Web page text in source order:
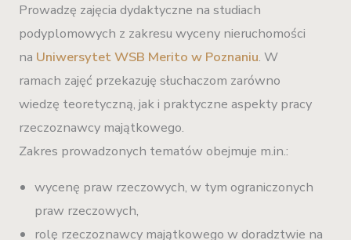
Prowadzę zajęcia dydaktyczne na studiach
podyplomowych z zakresu wyceny nieruchomości
na Uniwersytet WSB Merito w Poznaniu. W
ramach zajęć przekazuję słuchaczom zarówno
wiedzę teoretyczną, jak i praktyczne aspekty pracy
rzeczoznawcy majątkowego.
Zakres prowadzonych tematów obejmuje m.in.:
wycenę praw rzeczowych, w tym ograniczonych
praw rzeczowych,
rolę rzeczoznawcy majątkowego w doradztwie na